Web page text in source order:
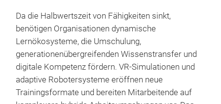
Da die Halbwertszeit von Fähigkeiten sinkt,
benötigen Organisationen dynamische
Lernökosysteme, die Umschulung,
generationenübergreifenden Wissenstransfer und
digitale Kompetenz fördern. VR-Simulationen und
adaptive Robotersysteme eröffnen neue
Trainingsformate und bereiten Mitarbeitende auf